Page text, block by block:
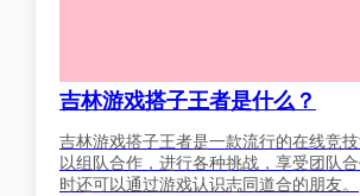
吉林游戏搭子王者是什么？
吉林游戏搭子王者是一款流行的在线竞
以组队合作，进行各种挑战，享受团队
时还可以通过游戏认识志同道合的朋友。